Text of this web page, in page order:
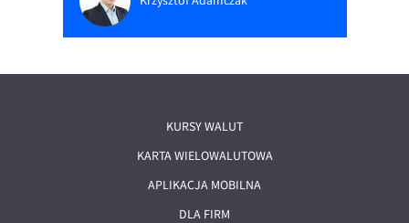
KURSY WALUT
KARTA WIELOWALUTOWA
APLIKACJA MOBILNA
DLA FIRM